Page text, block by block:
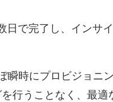
日で完了し、インサ
瞬時にプロビジョニ
行うことなく、最適